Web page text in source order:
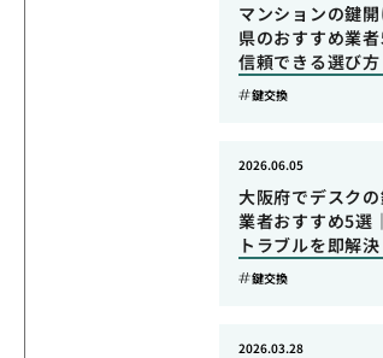
マンションの鍵
県のおすすめ業
信頼できる選び方
鍵交換
大阪府でデスク
業者おすすめ5選
トラブルを即解決
2026.06.05
鍵交換
2026.03.28